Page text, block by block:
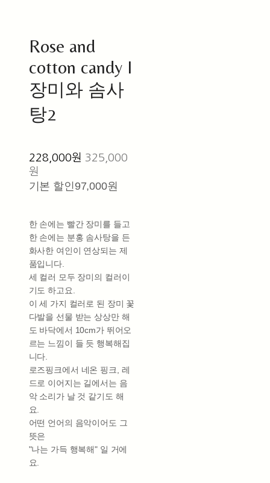
Rose and
cotton candy I
장미와 솜사
탕2
228,000원 325,000
원
기본 할인 97,000원
한 손에는 빨간 장미를 들고
한 손에는 분홍 솜사탕을 든
화사한 여인이 연상되는 제
품입니다.
세 컬러 모두 장미의 컬러이
기도 하고요.
이 세 가지 컬러로 된 장미 꽃
다발을 선물 받는 상상만 해
도 바닥에서 10cm가 뛰어오
르는 느낌이 들 듯 행복해집
니다.
로즈핑크에서 네온 핑크, 레
드로 이어지는 길에서는 음
악 소리가 날 것 같기도 해
요.
어떤 언어의 음악이어도 그
뜻은
"나는 가득 행복해" 일 거에
요.